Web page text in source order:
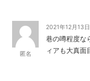
匿名
2021年12月13
巷の噂程度な
ィアも大真面